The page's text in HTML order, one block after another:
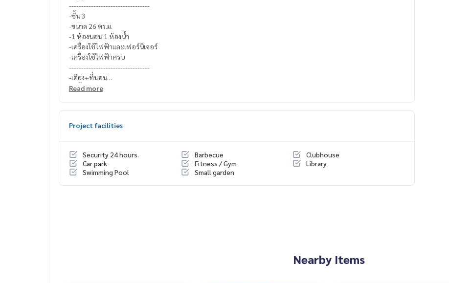
---------------------------------
-ชั้น 3
-ขนาด 26 ตร.ม.
-1 ห้องนอน 1 ห้องน้ำ
-เครื่องใช้ไฟฟ้าและเฟอร์นิเจอร์
-เครื่องใช้ไฟฟ้าครบ
---------------------------------
-เตียง+ที่นอน
-ตู้เสื้อผ้า
-เครื่องปรับอากาศ 2 เครื่อง
-ประตูดิจิตอล
---------------------------------
Read more
Project facilities
Security 24 hours. Barbecue
Clubhouse
Car park
Fitness / Gym
Library
Swimming Pool
Small garden
Nearby Items